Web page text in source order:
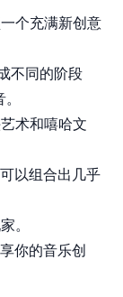
个充满新创意
不同的阶段
术和嘻哈文
以组合出几乎
。
你的音乐创